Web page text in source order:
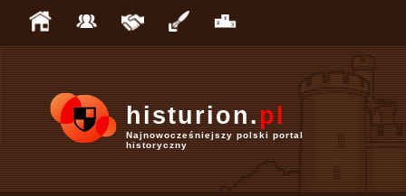
histurion.pl
Najnowocześniejszy polski portal
historyczny